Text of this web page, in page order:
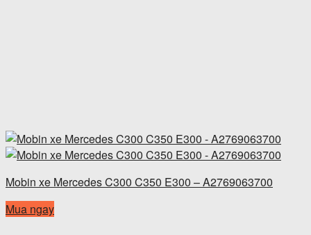
Mobin xe Mercedes C300 C350 E300 – A2769063700
Mua ngay